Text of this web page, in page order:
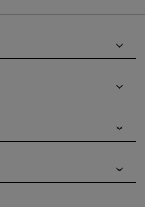
keyboard_arrow_down
keyboard_arrow_down
keyboard_arrow_down
keyboard_arrow_down